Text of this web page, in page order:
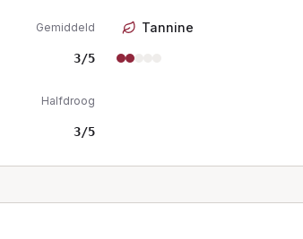
Gemiddeld
3/5
Tannine
Halfdroog
3/5